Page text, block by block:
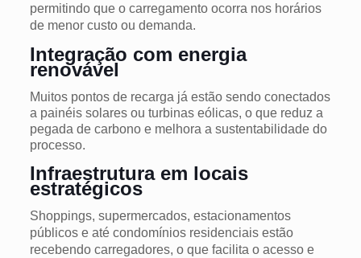
permitindo que o carregamento ocorra nos horários
de menor custo ou demanda.
Integração com energia
renovável
Muitos pontos de recarga já estão sendo conectados
a painéis solares ou turbinas eólicas, o que reduz a
pegada de carbono e melhora a sustentabilidade do
processo.
Infraestrutura em locais
estratégicos
Shoppings, supermercados, estacionamentos
públicos e até condomínios residenciais estão
recebendo carregadores, o que facilita o acesso e